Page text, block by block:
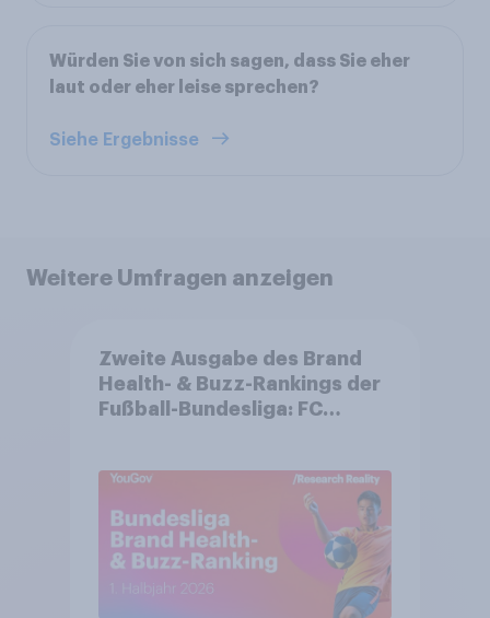
Würden Sie von sich sagen, dass Sie eher
laut oder eher leise sprechen?
Siehe Ergebnisse
Weitere Umfragen anzeigen
Zweite Ausgabe des Brand
Health- & Buzz-Rankings der
Fußball-Bundesliga: FC